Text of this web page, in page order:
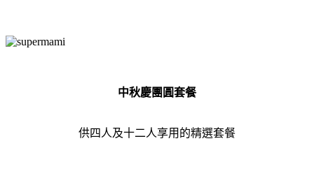
中秋慶團圓套餐
供四人及十二人享用的精選套餐